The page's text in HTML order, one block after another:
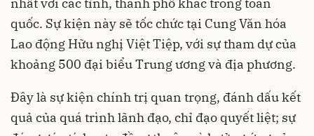
quốc. Sự kiện này sẽ tốc chức tại Cung Văn hóa
Lao động Hữu nghị Việt Tiệp, với sự tham dự của
khoảng 500 đại biểu Trung ương và địa phương.
Đây là sự kiện chính trị quan trọng, đánh dấu kết
quả của quá trình lãnh đạo, chỉ đạo quyết liệt; sự